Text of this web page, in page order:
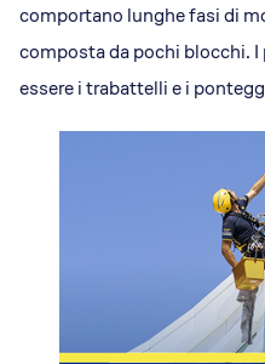
comportano lunghe fasi di
composta da pochi blocchi.
essere i trabattelli e i